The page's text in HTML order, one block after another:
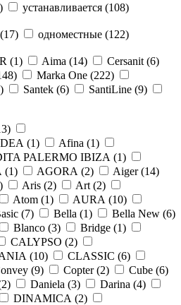
) устанавливается (108)
17) одноместные (122)
(1) Aima (14) Cersanit (6)
) Marka One (222)
) Santek (6) SantiLine (9)
)
(1) Afina (1)
PALERMO IBIZA (1)
(1) AGORA (2) Aiger (14)
) Aris (2) Art (2)
Atom (1) AURA (10)
(7) Bella (1) Bella New (6)
Blanco (3) Bridge (1)
CALYPSO (2)
(10) CLASSIC (6)
(9) Copter (2) Cube (6)
2) Daniela (3) Darina (4)
DINAMICA (2)